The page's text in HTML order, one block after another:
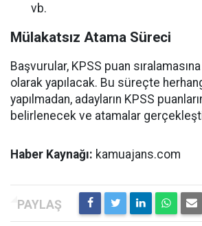
vb.
Mülakatsız Atama Süreci
Başvurular, KPSS puan
olarak yapılacak. Bu süreçte
yapılmadan, adayların KPSS
belirlenecek ve atamalar
Haber Kaynağı: kamuajans.com